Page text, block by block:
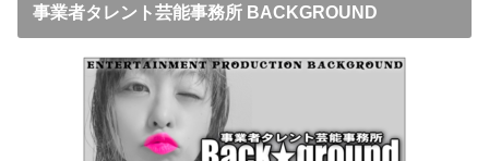
事業者タレント芸能事務所 BACKGROUND